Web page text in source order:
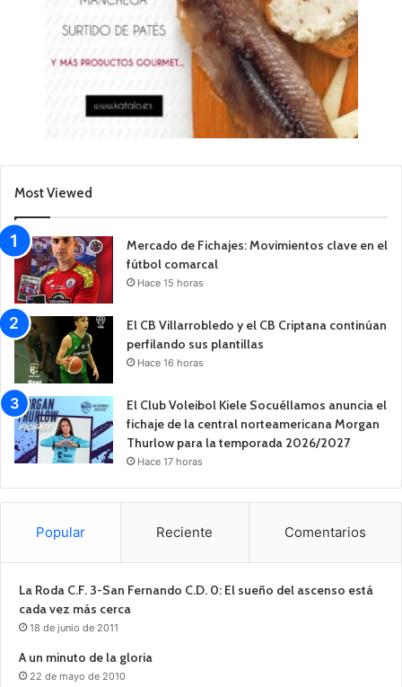
Most Viewed
Mercado de Fichajes: Movimientos clave en el
fútbol comarcal
Hace 15 horas
El CB Villarrobledo y el CB Criptana continúan
perfilando sus plantillas
Hace 16 horas
El Club Voleibol Kiele Socuéllamos anuncia el
fichaje de la central norteamericana Morgan
Thurlow para la temporada 2026/2027
Hace 17 horas
Popular Reciente Comentarios
La Roda C.F. 3-San Fernando C.D. 0: El sueño del ascenso está
cada vez más cerca
18 de junio de 2011
A un minuto de la gloria
22 de mayo de 2010